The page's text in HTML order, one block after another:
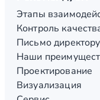
Этапы
Контроль
Письмо директору
Наши
Проектирование
Визуализация